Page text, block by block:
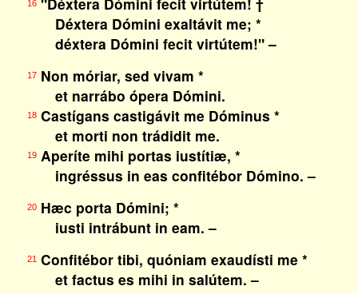
16
Déxtera Dómini exaltávit me; *
déxtera Dómini fecit virtútem!" –
17Non móriar, sed vivam *
et narrábo ópera Dómini.
18Castígans castigávit me Dóminus *
et morti non trádidit me.
19Aperíte mihi portas iustítiæ, *
ingréssus in eas confitébor Dómino. –
20Hæc porta Dómini; *
iusti intrábunt in eam. –
21Confitébor tibi, quóniam exaudísti me *
et factus es mihi in salútem. –